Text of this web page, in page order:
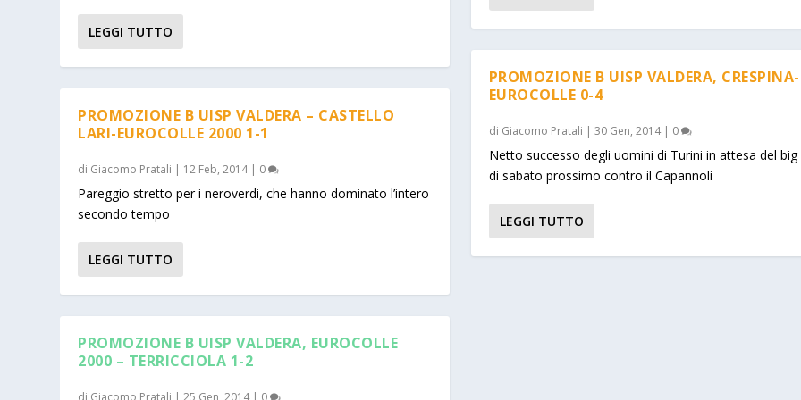
LEGGI TUTTO
PROMOZIONE B UISP VALDERA – CASTELLO
LARI-EUROCOLLE 2000 1-1
di Giacomo Pratali | 12 Feb, 2014| 0
Pareggio stretto per i neroverdi, che hanno dominato l’intero
secondo tempo
LEGGI TUTTO
PROMOZIONE B UISP VALDERA, EUROCOLLE
2000 – TERRICCIOLA 1-2
di Giacomo Pratali | 25 Gen, 2014| 0
PROMOZIONE B UISP VALDERA, CRESPINA-
EUROCOLLE 0-4
di Giacomo Pratali | 30 Gen, 2014| 0
Netto successo degli uomini di Turini in attesa del
di sabato prossimo contro il Capannoli
LEGGI TUTTO